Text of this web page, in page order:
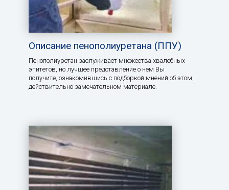
Описание пенополиуретана (ППУ)
Пенополиуретан заслуживает множества хвалебных
эпитетов, но лучшее представление о нем Вы
получите, ознакомившись с подборкой мнений об этом,
действительно замечательном материале.